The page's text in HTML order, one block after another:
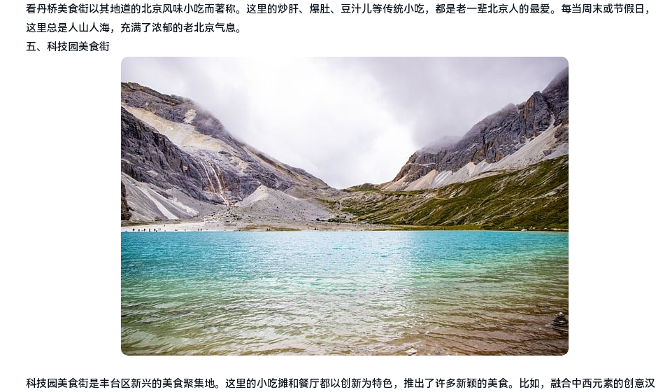
看丹桥美食街以其地道的北京风味小吃而著称。这里的炒肝、爆肚、豆汁儿等传统小吃，都是老一辈北京人的最爱。每当周末或节假日，
这里总是人山人海，充满了浓郁的老北京气息。
五、科技园美食街
科技园美食街是丰台区新兴的美食聚集地。这里的小吃摊和餐厅都以创新为特色，推出了许多新颖的美食。比如，融合中西元素的创意汉